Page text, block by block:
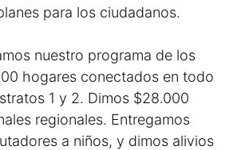
para los ciudadanos.
nuestro programa de los
hogares conectados en todo
1 y 2. Dimos $28.000
regionales. Entregamos
a niños, y dimos alivios